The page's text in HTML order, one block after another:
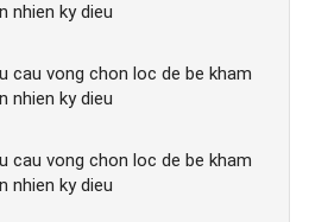
nhien ky dieu
cau vong chon loc de be kham
nhien ky dieu
cau vong chon loc de be kham
nhien ky dieu